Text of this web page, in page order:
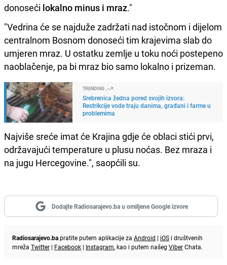
donoseći lokalno minus i mraz."
"Vedrina će se najduže zadržati nad istočnom i dijelom
centralnom Bosnom donoseći tim krajevima slab do
umjeren mraz. U ostatku zemlje u toku noći postepeno
naoblačenje, pa bi mraz bio samo lokalno i prizeman.
TRENDING
Srebrenica žedna pored svojih izvora:
Restrikcije vode traju danima, građani i farme u
problemima
Najviše sreće imat će Krajina gdje će oblaci stići prvi,
održavajući temperature u plusu noćas. Bez mraza i
na jugu Hercegovine.", saopćili su.
Dodajte Radiosarajevo.ba u omiljene Google izvore
Radiosarajevo.bapratite putem aplikacije za Android | iOS i društvenih
mreža Twitter | Facebook | Instagram, kao i putem našeg ViberChata.